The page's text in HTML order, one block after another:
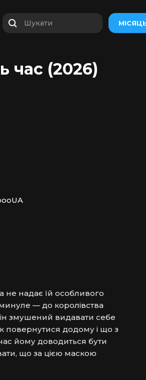
Шукати
час (2026)
не надає їй особливого
— до королівства
змушений видавати себе
повернутися додому і що з
йому доводиться бути
що за цією маскою